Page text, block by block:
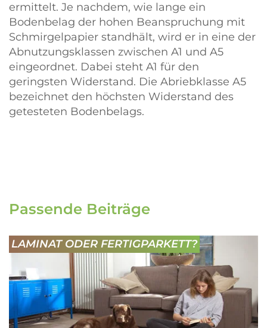
ermittelt. Je nachdem, wie lange ein
Bodenbelag der hohen Beanspruchung mit
Schmirgelpapier standhält, wird er in eine der
Abnutzungsklassen zwischen A1 und A5
eingeordnet. Dabei steht A1 für den
geringsten Widerstand. Die Abriebklasse A5
bezeichnet den höchsten Widerstand des
getesteten Bodenbelags.
Passende Beiträge
LAMINAT ODER FERTIGPARKETT?